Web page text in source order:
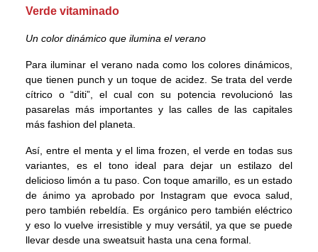
Verde vitaminado
Un color dinámico que ilumina el verano
Para iluminar el verano nada como los colores dinámicos,
que tienen punch y un toque de acidez. Se trata del verde
cítrico o “diti”, el cual con su potencia revolucionó las
pasarelas más importantes y las calles de las capitales
más fashion del planeta.
Así, entre el menta y el lima frozen, el verde en todas sus
variantes, es el tono ideal para dejar un estilazo del
delicioso limón a tu paso. Con toque amarillo, es un estado
de ánimo ya aprobado por Instagram que evoca salud,
pero también rebeldía. Es orgánico pero también eléctrico
y eso lo vuelve irresistible y muy versátil, ya que se puede
llevar desde una sweatsuit hasta una cena formal.